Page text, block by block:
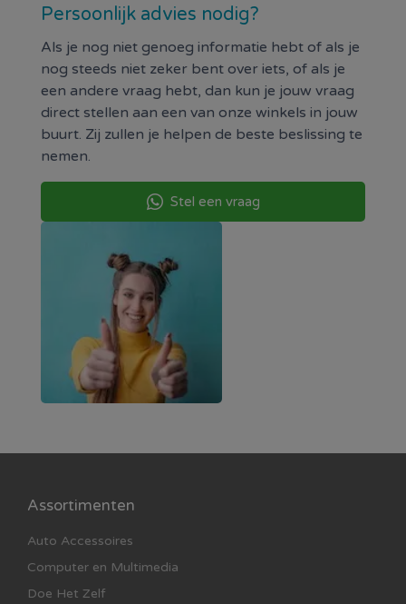
Persoonlijk advies nodig?
Als je nog niet genoeg informatie hebt of als je
nog steeds niet zeker bent over iets, of als je
een andere vraag hebt, dan kun je jouw vraag
direct stellen aan een van onze winkels in jouw
buurt. Zij zullen je helpen de beste beslissing te
nemen.
Stel een vraag
Assortimenten
Auto Accessoires
Computer en Multimedia
Doe Het Zelf